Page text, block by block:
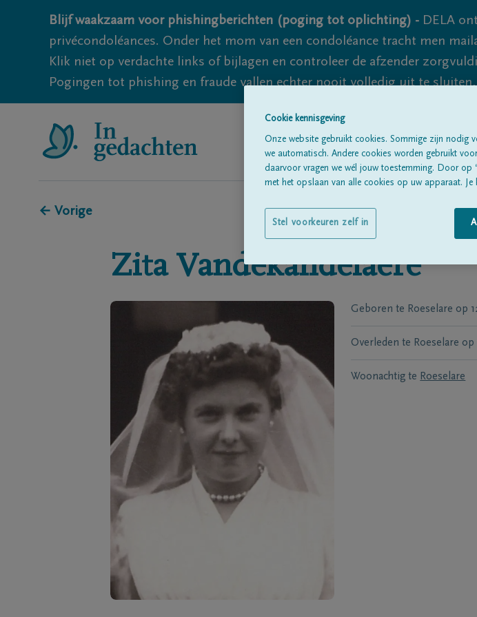
Blijf waakzaam voor phishingberichten (poging tot oplichting) - DELA
privécondoléances. Onder het mom van een condoléance tracht men
Klik niet op verdachte links of bijlagen en controleer de afzender
Pogingen tot phishing en fraude vallen echter nooit volledig uit te
← Vorige
Zita Vandekandelaere
Geboren te Roeselare op
Overleden te Roeselare op
Woonachtig te Roeselare
Cookie kennisgeving
Onze website gebruikt cookies. Sommige zijn nodig
we automatisch. Andere cookies worden gebruikt
daarvoor vragen we wél jouw toestemming. Door op
met het opslaan van alle cookies op uw apparaat. Je
Stel voorkeuren zelf in